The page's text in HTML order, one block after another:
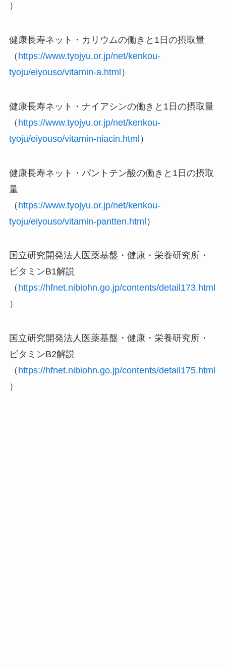
）
健康長寿ネット・カリウムの働きと1日の摂取量
（ https://www.tyojyu.or.jp/net/kenkou-
tyoju/eiyouso/vitamin-a.html ）
健康長寿ネット・ナイアシンの働きと1日の摂取量
（ https://www.tyojyu.or.jp/net/kenkou-
tyoju/eiyouso/vitamin-niacin.html ）
健康長寿ネット・パントテン酸の働きと1日の摂取
量
（ https://www.tyojyu.or.jp/net/kenkou-
tyoju/eiyouso/vitamin-pantten.html ）
国立研究開発法人医薬基盤・健康・栄養研究所・
ビタミンB1解説
（ https://hfnet.nibiohn.go.jp/contents/detail173.html
）
国立研究開発法人医薬基盤・健康・栄養研究所・
ビタミンB2解説
（ https://hfnet.nibiohn.go.jp/contents/detail175.html
）